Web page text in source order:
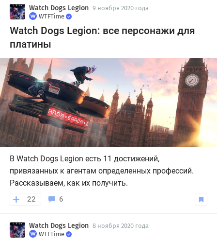
Watch Dogs Legion 9 ноября 2020 года
WTFTime
Watch Dogs Legion: все персонажи для
платины
В Watch Dogs Legion есть 11 достижений,
привязанных к агентам определенных профессий.
Рассказываем, как их получить.
22 6
Watch Dogs Legion 8 ноября 2020 года
WTFTime